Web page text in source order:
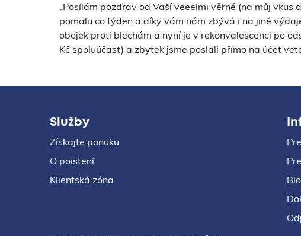
„Posílám pozdrav od Vaší veeelmi věrné (na můj vkus
pomalu co týden a díky vám nám zbývá i na jiné
obojek proti blechám a nyní je v rekonvalescenci po
Kč spoluúčast) a zbytek jsme poslali přímo na účet
Služby
Získajte ponuku
O poistení
Klientská zóna